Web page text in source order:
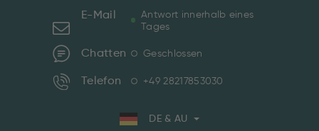
E-Mail
Antwort innerhalb eines
Tages
Chatten Geschlossen
Telefon +49 28217853030
DE & AU